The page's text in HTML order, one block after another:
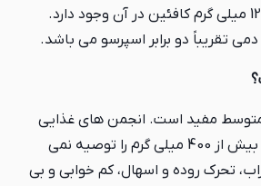
لیتر قهوه دارد، 65 تا 125 میلی گرم کافئین در آن وجود دارد.
تقریباً دو برابر اسپرسو می باشد.
مفید است. انجمن های غذایی
معتبر در دنیا استفاده بیش از 400 میلی گرم را توصیه نمی
تحرک روده و اسهال، کم خوابی و بی